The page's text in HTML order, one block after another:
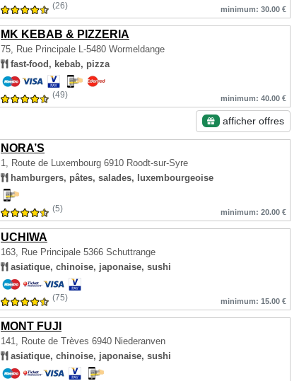
(26) minimum: 30.00 €
MK KEBAB & PIZZERIA
75, Rue Principale L-5480 Wormeldange
fast-food, kebab, pizza
(49) minimum: 40.00 €
afficher offres
NORA’S
1, Route de Luxembourg 6910 Roodt-sur-Syre
hamburgers, pâtes, salades, luxembourgeoise
(5) minimum: 20.00 €
UCHIWA
163, Rue Principale 5366 Schuttrange
asiatique, chinoise, japonaise, sushi
(75) minimum: 15.00 €
MONT FUJI
141, Route de Trèves 6940 Niederanven
asiatique, chinoise, japonaise, sushi